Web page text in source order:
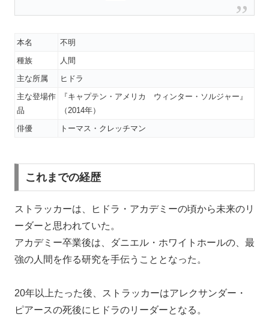
本名
不明
種族
人間
主な所属
ヒドラ
主な登場作
品
『キャプテン・アメリカ ウィンター・ソルジャー』
（2014年）
俳優
トーマス・クレッチマン
これまでの経歴
ストラッカーは、ヒドラ・アカデミーの頃から未来のリ
ーダーと思われていた。
アカデミー卒業後は、ダニエル・ホワイトホールの、最
強の人間を作る研究を手伝うこととなった。
20年以上たった後、ストラッカーはアレクサンダー・
ピアースの死後にヒドラのリーダーとなる。